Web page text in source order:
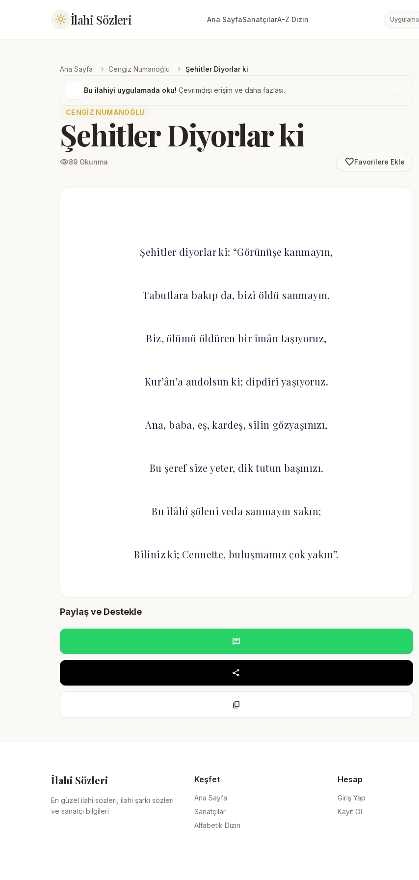
light_mode İlahi Sözleri Ana SayfaSanatçılarA-Z Dizin Uygulama
Ana Sayfa chevron_right Cengiz Numanoğlu chevron_right Şehitler Diyorlar ki
Bu ilahiyi uygulamada oku! Çevrimdışı erişim ve daha fazlası.
CENGIZ NUMANOĞLU
Şehitler Diyorlar ki
visibility89 Okunma favorite_borderFavorilere Ekle
Şehitler diyorlar ki: “Görünüşe kanmayın,
Tabutlara bakıp da, bizi öldü sanmayın.
Biz, ölümü öldüren bir îmân taşıyoruz,
Kur’ân’a andolsun ki; dipdiri yaşıyoruz.
Ana, baba, eş, kardeş, silin gözyaşınızı,
Bu şeref size yeter, dik tutun başınızı.
Bu ilâhî şöleni veda sanmayın sakın;
Biliniz ki; Cennette, buluşmamız çok yakın”.
Paylaş ve Destekle
chat
share
content_copy
İlahi Sözleri
En güzel ilahi sözleri, ilahi şarkı sözleri
ve sanatçı bilgileri
Keşfet
Ana Sayfa
Sanatçılar
Alfabetik Dizin
Hesap
Giriş Yap
Kayıt Ol